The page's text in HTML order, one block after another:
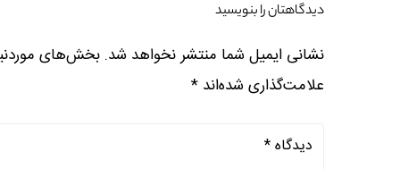
دیدگاهتان را بنویسید
نشانی ایمیل شما منتشر نخواهد شد. بخش‌های
علامت‌گذاری شده‌اند *